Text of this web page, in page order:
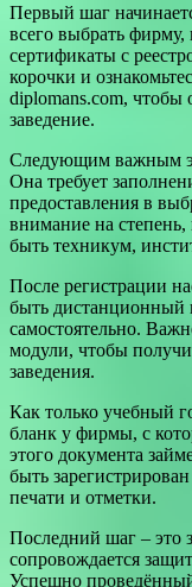
Первый шаг
всего выбрать фирму,
сертификаты с
корочки и
diplomans.com, чтобы
заведение.
Следующим важным
Она требует
предоставления в
внимание на
быть техникум,
После регистрации
быть дистанционный
самостоятельно.
модули, чтобы
заведения.
Как только учебный
бланк у фирмы, с
этого документа
быть
печати и отметки.
Последний шаг – это
сопровождается
Успешно